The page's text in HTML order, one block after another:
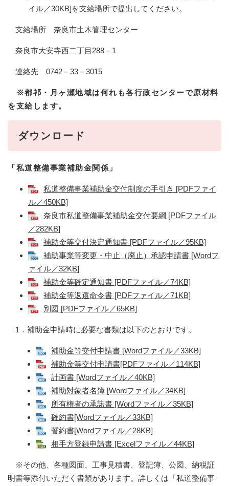
イル／30KB]を支給場所で提出してください。
支給場所 奈良市土木管理センター
奈良市大安寺西二丁目288－1
連絡先 0742－33－3015
※都祁・月ヶ瀬地域は何れも各行政センターで原材料
を支給します。
ダウンロード
「私道整備事業補助金関係」
私道整備事業補助金交付制度の手引き [PDFファイ
ル／450KB]
奈良市私道整備事業補助金交付要綱 [PDFファイル
／282KB]
補助金等交付決定通知書 [PDFファイル／95KB]
補助事業等変更・中止（廃止）承認申請書 [Wordフ
ァイル／32KB]
補助金等確定通知書 [PDFファイル／74KB]
補助金等返還命令書 [PDFファイル／71KB]
別図 [PDFファイル／65KB]
1．補助金申請時に必要な書類は以下のとおりです。
補助金等交付申請書 [Wordファイル／33KB]
補助金等交付申請書[PDFファイル／114KB]
計画書 [Wordファイル／40KB]
補助対象者名簿 [Wordファイル／34KB]
所有権者の承諾書 [Wordファイル／35KB]
確約書[Wordファイル／33KB]
誓約書[Wordファイル／28KB]
相手方登録申請書 [Excelファイル／44KB]
※その他、各種図面、工事見積書、登記簿、公図、納税証
明書等添付いただく書類があります。詳しくは「私道整備事